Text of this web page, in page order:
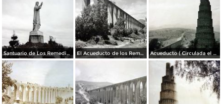
Santuario de Los Remedios. El Acueducto de los Remedios. Acueducto ( Circulada el 23de marzo de 1936 ).